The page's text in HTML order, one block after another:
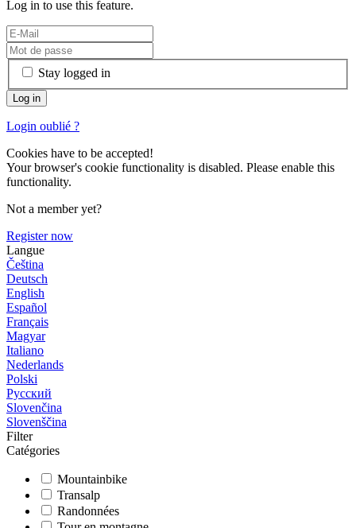
Log in to use this feature.
Stay logged in
Login oublié ?
Cookies have to be accepted!
Your browser's cookie functionality is disabled. Please enable this
functionality.
Not a member yet?
Register now
Langue
Čeština
Deutsch
English
Español
Français
Magyar
Italiano
Nederlands
Polski
Русский
Slovenčina
Slovenščina
Filter
Catégories
Mountainbike
Transalp
Randonnées